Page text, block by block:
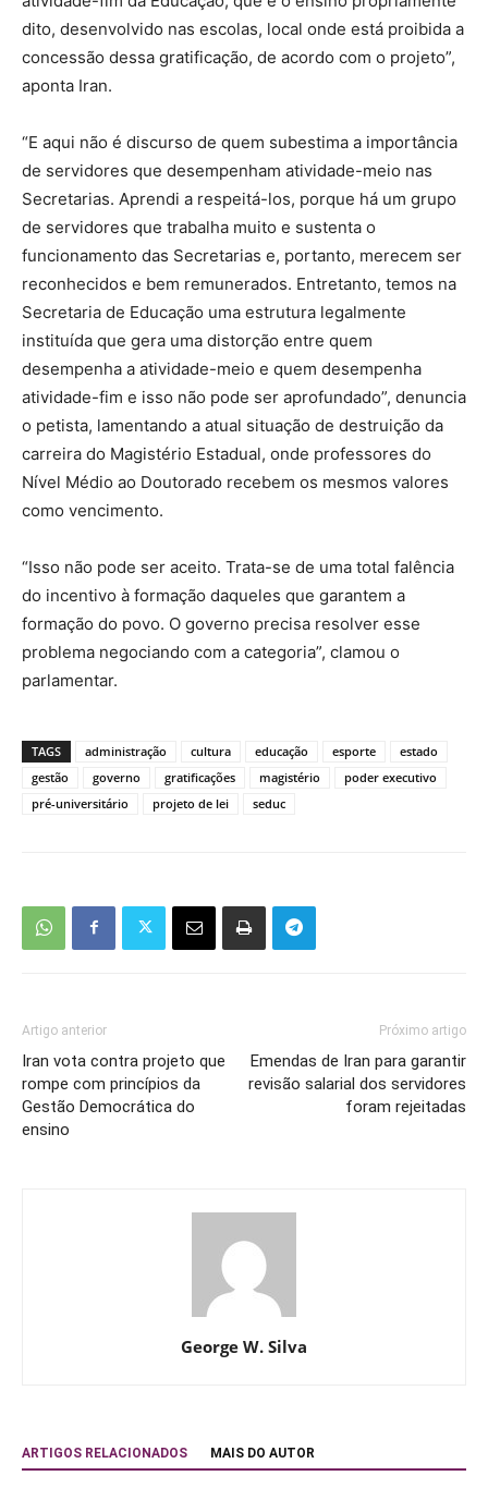
dito, desenvolvido nas escolas, local onde está proibida a
concessão dessa gratificação, de acordo com o projeto”,
aponta Iran.
“E aqui não é discurso de quem subestima a importância
de servidores que desempenham atividade-meio nas
Secretarias. Aprendi a respeitá-los, porque há um grupo
de servidores que trabalha muito e sustenta o
funcionamento das Secretarias e, portanto, merecem ser
reconhecidos e bem remunerados. Entretanto, temos na
Secretaria de Educação uma estrutura legalmente
instituída que gera uma distorção entre quem
desempenha a atividade-meio e quem desempenha
atividade-fim e isso não pode ser aprofundado”, denuncia
o petista, lamentando a atual situação de destruição da
carreira do Magistério Estadual, onde professores do
Nível Médio ao Doutorado recebem os mesmos valores
como vencimento.
“Isso não pode ser aceito. Trata-se de uma total falência
do incentivo à formação daqueles que garantem a
formação do povo. O governo precisa resolver esse
problema negociando com a categoria”, clamou o
parlamentar.
TAGS administração cultura educação esporte
estado
gestão
governo gratificações magistério
poder executivo
pré-universitário
projeto de lei seduc
Artigo anterior
Iran vota contra projeto que
rompe com princípios da
Gestão Democrática do
ensino
Próximo artigo
Emendas de Iran para garantir
revisão salarial dos servidores
foram rejeitadas
George W. Silva
ARTIGOS RELACIONADOS MAIS DO AUTOR